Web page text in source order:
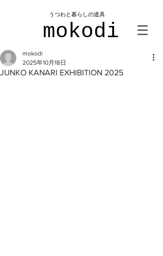
mokodi
​うつわと暮らしの道具
JUNKO KANARI EXHIBITION 2025
mokodi
2025年10月18日